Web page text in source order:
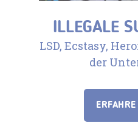
ILLEGALE
LSD, Ecstasy,
der